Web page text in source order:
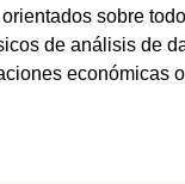
sobre
de análisis de
económicas